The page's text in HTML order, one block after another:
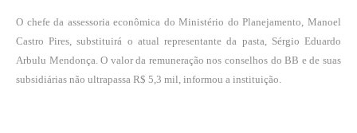
O chefe da assessoria econômica do Ministério do Planejamento, Manoel
Castro Pires, substituirá o atual representante da pasta, Sérgio Eduardo
Arbulu Mendonça. O valor da remuneração nos conselhos do BB e de suas
subsidiárias não ultrapassa R$ 5,3 mil, informou a instituição.